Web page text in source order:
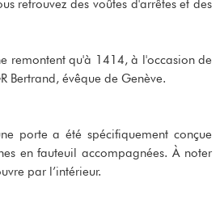
retrouvez des voûtes d'arrêtes et des
remontent qu'à 1414, à l'occasion de
Bertrand, évêque de Genève.
porte a été spécifiquement conçue
en fauteuil accompagnées. À noter
par l’intérieur.